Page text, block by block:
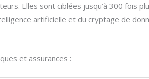
Elles sont ciblées jusqu’à 300 fois
artificielle et du cryptage de
et assurances :